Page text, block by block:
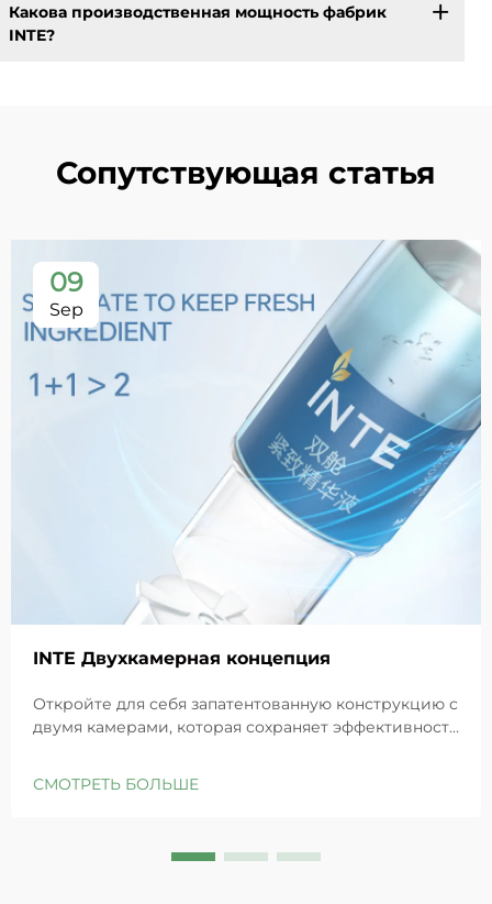
Какова производственная мощность фабрик
INTE?
Сопутствующая статья
09
Sep
INTE Двухкамерная концепция
Откройте для себя запатентованную конструкцию с
двумя камерами, которая сохраняет эффективность
восстанавливает барьеры чувствительной кожи.
СМОТРЕТЬ БОЛЬШЕ